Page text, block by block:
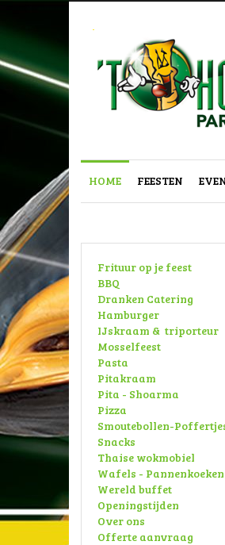
HOME FEESTEN
Frituur op je feest
BBQ
Dranken Catering
Hamburger
IJskraam & triporteur
Mosselfeest
Pasta
Pitakraam
Pita - Shoarma
Pizza
Smoutebollen-
Snacks
Thaise wokmobiel
Wafels - Pannenkoeken
Wereld buffet
Openingstijden
Over ons
Offerte aanvraag